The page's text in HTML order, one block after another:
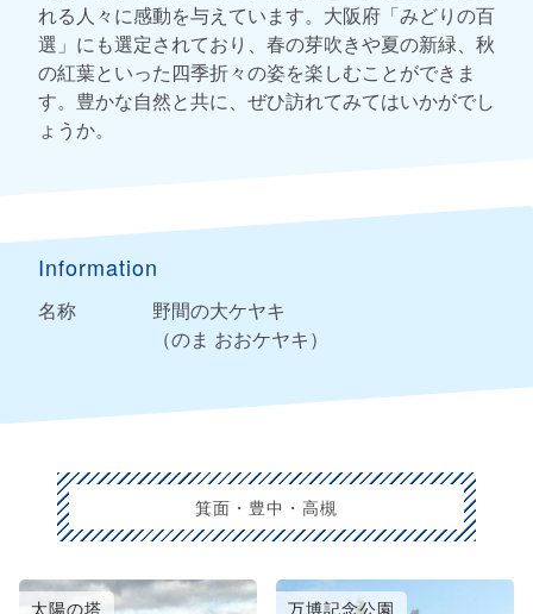
れる人々に感動を与えています。大阪府「みどりの百
選」にも選定されており、春の芽吹きや夏の新緑、秋
の紅葉といった四季折々の姿を楽しむことができま
す。豊かな自然と共に、ぜひ訪れてみてはいかがでし
ょうか。
Information
名称
野間の大ケヤキ
（のま おおケヤキ）
箕面・豊中・高槻
太陽の塔 万博記念公園